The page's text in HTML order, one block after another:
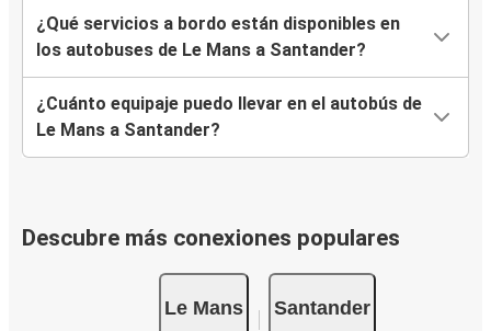
¿Qué servicios a bordo están disponibles en
los autobuses de Le Mans a Santander?
¿Cuánto equipaje puedo llevar en el autobús de
Le Mans a Santander?
Descubre más conexiones populares
Le Mans Santander